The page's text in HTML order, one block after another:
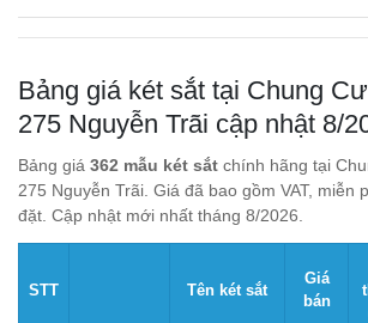
Bảng giá két sắt tại Chung
275 Nguyễn Trãi cập nhật 8/
Bảng giá 362 mẫu két sắt chính hãng tại
275 Nguyễn Trãi. Giá đã bao gồm VAT, miễn
đặt. Cập nhật mới nhất tháng 8/2026.
STT Tên két sắt
Giá
bán